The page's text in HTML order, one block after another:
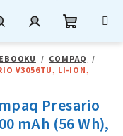
/ COMPAQ /
V3056TU, LI-ION,
Presario
mAh (56 Wh),